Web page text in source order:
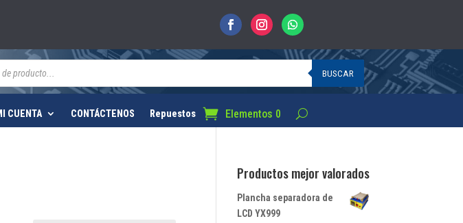
BUSCAR
CUENTA CONTÁCTENOS Repuestos Elementos 0
Productos mejor valorados
Plancha separadora de
LCD YX999